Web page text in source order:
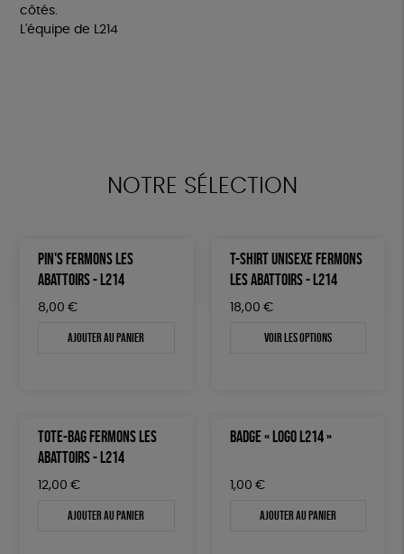
côtés.
L'équipe de L214
NOTRE SÉLECTION
PIN'S FERMONS LES
ABATTOIRS - L214
8,00 €
Ajouter au panier
T-SHIRT UNISEXE FERMONS
LES ABATTOIRS - L214
18,00 €
Voir les options
TOTE-BAG FERMONS LES
ABATTOIRS - L214
12,00 €
Ajouter au panier
BADGE « LOGO L214 »
1,00 €
Ajouter au panier